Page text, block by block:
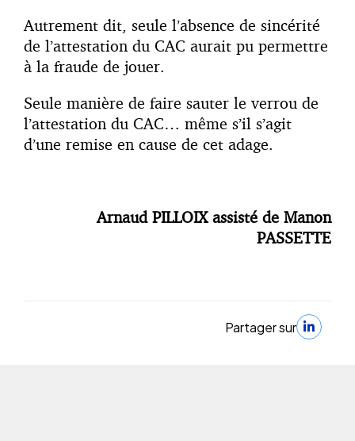
Autrement dit, seule l’absence de sincérité
de l’attestation du CAC aurait pu permettre
à la fraude de jouer.
Seule manière de faire sauter le verrou de
l’attestation du CAC… même s’il s’agit
d’une remise en cause de cet adage.
Arnaud PILLOIX assisté de Manon
PASSETTE
Partager sur